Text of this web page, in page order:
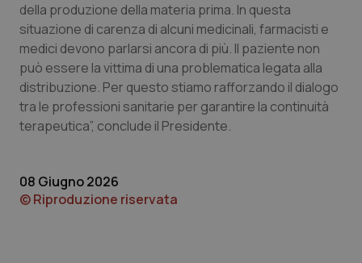
Provincia Autonoma di Trento
Puglia
Sardegna
Sicilia
Toscana
Ipertensione & Scompenso
Malattie rare
Malattia di Crohn & Rettocolite Ulcerosa
Neuroscienze & patologie neurodegenerative
Obesità
della produzione della materia prima. In questa
situazione di carenza di alcuni medicinali, farmacisti e
medici devono parlarsi ancora di più. Il paziente non
può essere la vittima di una problematica legata alla
distribuzione. Per questo stiamo rafforzando il dialogo
tra le professioni sanitarie per garantire la continuità
terapeutica”, conclude il Presidente.
08 Giugno 2026
© Riproduzione riservata